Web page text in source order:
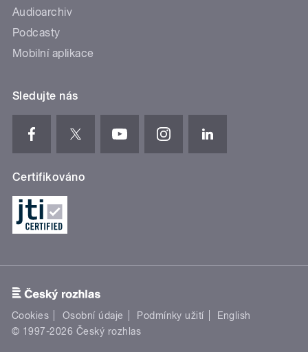
Audioarchiv
Podcasty
Mobilní aplikace
Sledujte nás
Certifikováno
Cookies Osobní údaje Podmínky užití
English
© 1997-2026 Český rozhlas